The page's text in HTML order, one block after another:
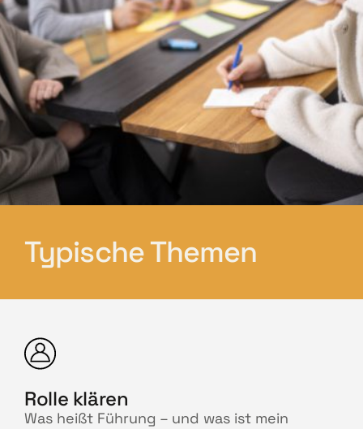
durch strukturierte Selbst- und
Praxisreflexion
anhand von Interaktionsaufgaben, die
Führungsdynamiken sichtbar machen
durch kollegiale Fallarbeit an realen
Führungssituationen
durch Modelle, die Komplexität
vereinfachen und Orientierung geben
Typische Themen
Rolle klären
Was heißt Führung – und was ist mein